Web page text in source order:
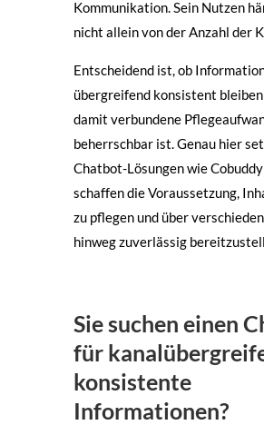
Kommunikation. Sein Nutzen
nicht allein von der Anzahl der
Entscheidend ist, ob
übergreifend konsistent
damit verbundene
beherrschbar ist. Genau hier
Chatbot-Lösungen wie Cobuddy
schaffen die Voraussetzung,
zu pflegen und über
hinweg zuverlässig
Sie suchen einen
für
konsistente
Informationen?